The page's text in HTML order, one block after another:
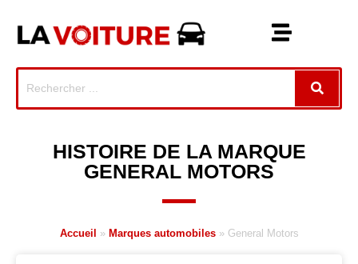
HISTOIRE DE LA MARQUE
GENERAL MOTORS
Accueil » Marques automobiles » General Motors